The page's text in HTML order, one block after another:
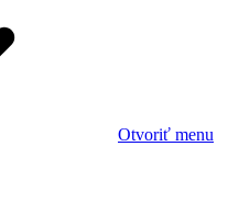
Otvoriť menu